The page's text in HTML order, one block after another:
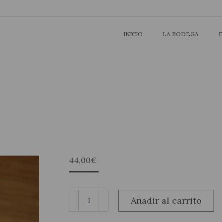
INICIO LA BODEGA
44,00€
Baixas
Añadir al carrito